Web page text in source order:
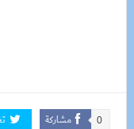
مشاركة 0